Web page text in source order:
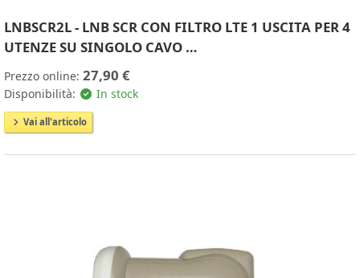
LNBSCR2L - LNB SCR CON FILTRO LTE 1 USCITA PER 4
UTENZE SU SINGOLO CAVO …
Prezzo online: 27,90 €
Disponibilità: In stock
Vai all'articolo